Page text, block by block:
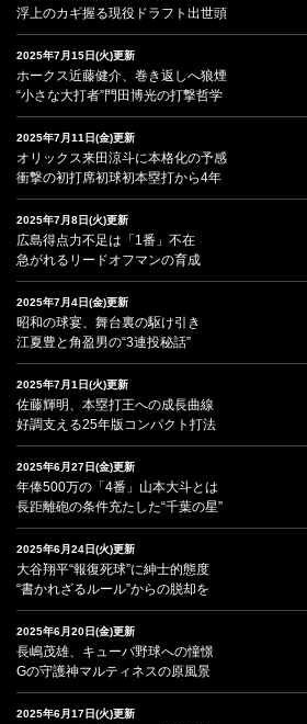
浮上のカギ握る現役ドラフト出世頭
2025年7月15日(火)更新
ホークス近藤健介、巻き返しへ狼煙
“小さな大打者”門田博光の打撃哲学
2025年7月11日(金)更新
オリックス来田涼斗に本格化の予感
衝撃の初打席初球初本塁打から4年
2025年7月8日(火)更新
広島得点力不足は「1番」不在
急がれるリードオフマンの育成
2025年7月4日(金)更新
昭和の球宴、舞台裏の駆け引き
江夏豊と角盈男の“3連投秘話”
2025年7月1日(火)更新
佐藤輝明、本塁打王への成長曲線
好調支える25年版コンパクト打法
2025年6月27日(金)更新
年俸500万の「4番」山本大斗とは
長距離砲の条件充たした“千葉の星”
2025年6月24日(火)更新
大谷翔平“報復死球”に紳士的態度
“書かれざるルール”からの脱却を
2025年6月20日(金)更新
長嶋茂雄、キューバ野球への憧憬
Gの守護神マルティネスの原風景
2025年6月17日(火)更新